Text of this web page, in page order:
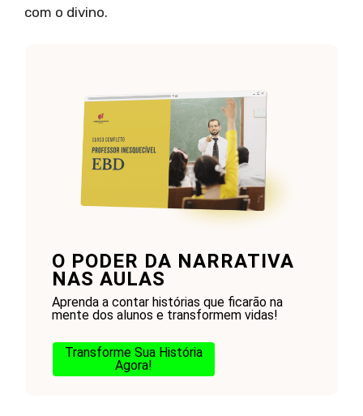
com o divino.
O PODER DA NARRATIVA
NAS AULAS
Aprenda a contar histórias que ficarão na
mente dos alunos e transformem vidas!
Transforme Sua História
Agora!